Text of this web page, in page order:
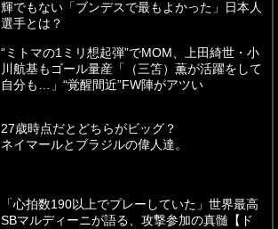
輝でもない「ブンデスで最もよかった」日本人
選手とは？
“ミトマの1ミリ想起弾”でMOM、上田綺世・小
川航基もゴール量産「（三笘）薫が活躍をして
自分も…」“覚醒間近”FW陣がアツい
27歳時点だとどちらがビッグ？
ネイマールとブラジルの偉人達。
「心拍数190以上でプレーしていた」世界最高
SBマルディーニが語る、攻撃参加の真髄【ド